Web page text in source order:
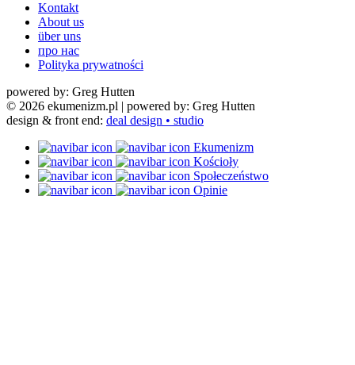
Kontakt
About us
über uns
про нас
Polityka prywatności
powered by: Greg Hutten
© 2026 ekumenizm.pl | powered by: Greg Hutten
design & front end: deal design • studio
Ekumenizm
Kościoły
Społeczeństwo
Opinie